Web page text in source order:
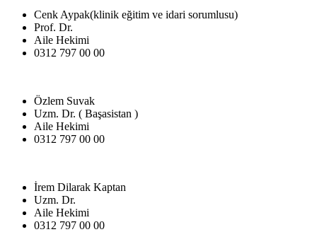
Cenk Aypak(klinik eğitim ve idari sorumlusu)
Prof. Dr.
Aile Hekimi
0312 797 00 00
Özlem Suvak
Uzm. Dr. ( Başasistan )
Aile Hekimi
0312 797 00 00
İrem Dilarak Kaptan
Uzm. Dr.
Aile Hekimi
0312 797 00 00